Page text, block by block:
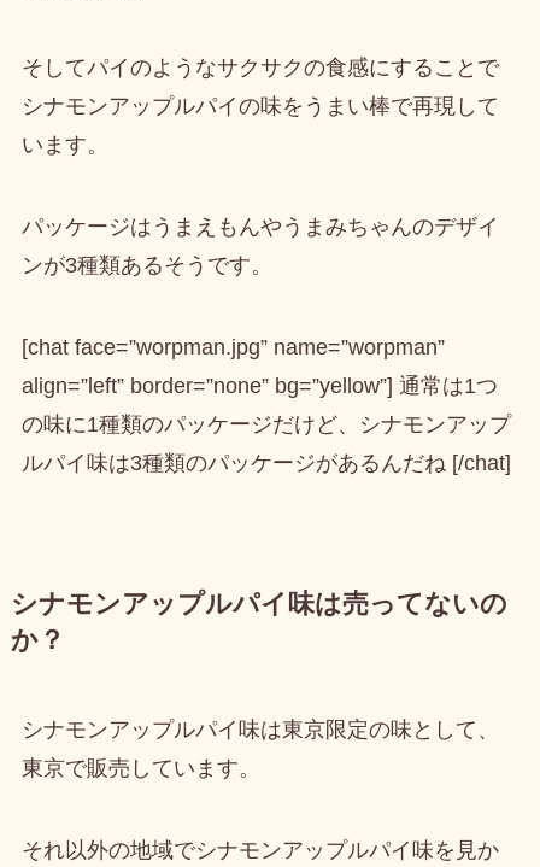
そしてパイのようなサクサクの食感にすることで
シナモンアップルパイの味をうまい棒で再現して
います。
パッケージはうまえもんやうまみちゃんのデザイ
ンが3種類あるそうです。
[chat face=”worpman.jpg” name=”worpman”
align=”left” border=”none” bg=”yellow”] 通常は1つ
の味に1種類のパッケージだけど、シナモンアップ
ルパイ味は3種類のパッケージがあるんだね [/chat]
シナモンアップルパイ味は売ってないの
か？
シナモンアップルパイ味は東京限定の味として、
東京で販売 しています。
それ以外の地域でシナモンアップルパイ味を見か